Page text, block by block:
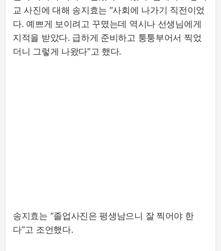
교 사진에 대해 송지효는 “사회에 나가기 직전이었
다. 예쁘게 보이려고 꾸몄는데 역시나 선생님에게
지적을 받았다. 급하게 준비하고 퉁퉁부어서 찍었
더니 그렇게 나왔다”고 했다.
송지효는 “졸업사진은 평생남으니 잘 찍어야 한
다”고 조언했다.